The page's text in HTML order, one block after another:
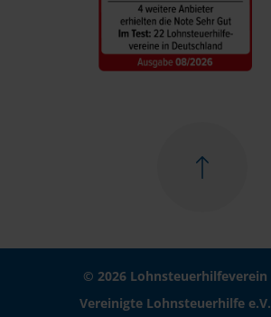
© 2026 Lohnsteuerhilfeverein
Vereinigte Lohnsteuerhilfe e.V.